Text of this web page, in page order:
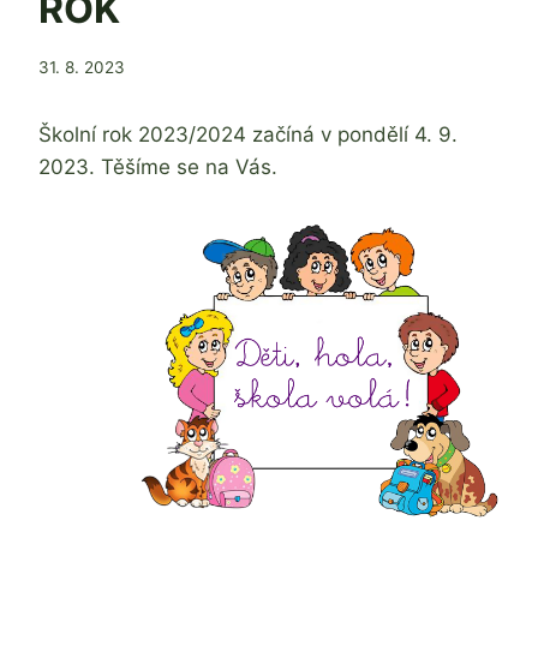
Od
31. 8. 2023
Školní rok 2023/2024 začíná v pondělí 4. 9.
2023. Těšíme se na Vás.